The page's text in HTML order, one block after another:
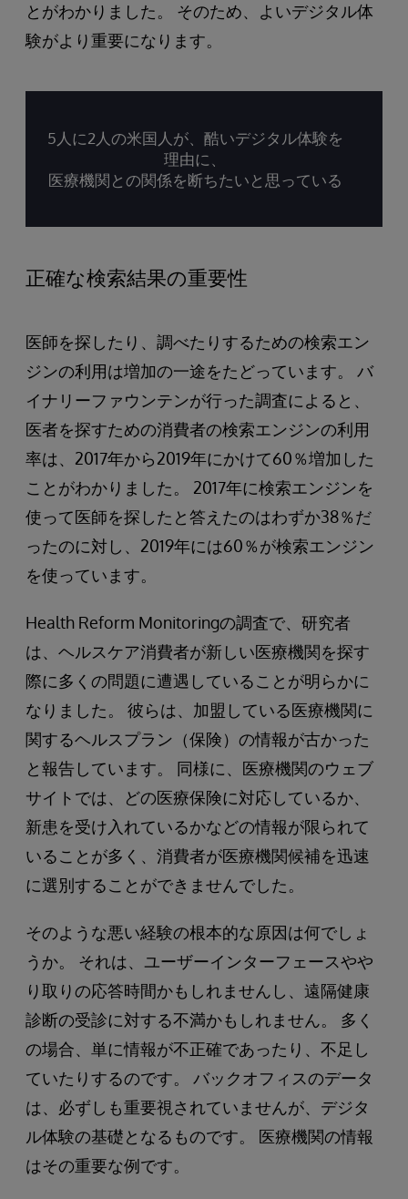
とがわかりました。 そのため、よいデジタル体
験がより重要になります。
5人に2人の米国人が、酷いデジタル体験を
理由に、
医療機関との関係を断ちたいと思っている
正確な検索結果の重要性
医師を探したり、調べたりするための検索エン
ジンの利用は増加の一途をたどっています。 バ
イナリーファウンテンが行った調査によると、
医者を探すための消費者の検索エンジンの利用
率は、2017年から2019年にかけて60％増加した
ことがわかりました。 2017年に検索エンジンを
使って医師を探したと答えたのはわずか38％だ
ったのに対し、2019年には60％が検索エンジン
を使っています。
Health Reform Monitoringの調査で、研究者
は、ヘルスケア消費者が新しい医療機関を探す
際に多くの問題に遭遇していることが明らかに
なりました。 彼らは、加盟している医療機関に
関するヘルスプラン（保険）の情報が古かった
と報告しています。 同様に、医療機関のウェブ
サイトでは、どの医療保険に対応しているか、
新患を受け入れているかなどの情報が限られて
いることが多く、消費者が医療機関候補を迅速
に選別することができませんでした。
そのような悪い経験の根本的な原因は何でしょ
うか。 それは、ユーザーインターフェースやや
り取りの応答時間かもしれませんし、遠隔健康
診断の受診に対する不満かもしれません。 多く
の場合、単に情報が不正確であったり、不足し
ていたりするのです。 バックオフィスのデータ
は、必ずしも重要視されていませんが、デジタ
ル体験の基礎となるものです。 医療機関の情報
はその重要な例です。